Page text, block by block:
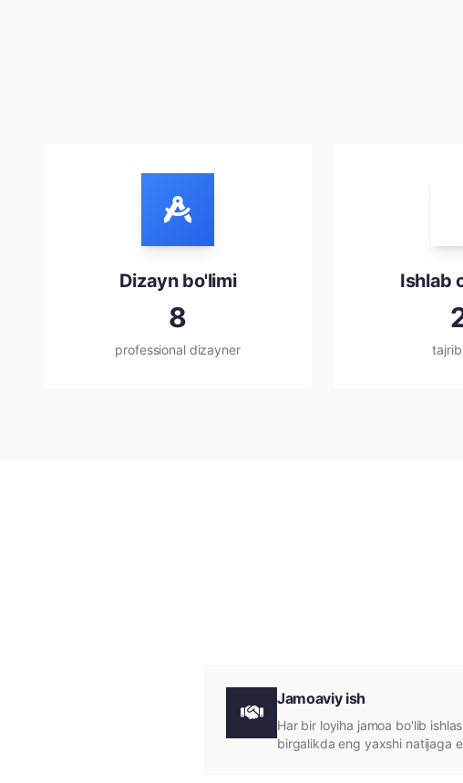
Dizayn bo'limi
8
professional dizayner
Ishlab
Jamoaviy ish
Har bir loyiha jamoa bo'lib
birgalikda eng yaxshi natijaga